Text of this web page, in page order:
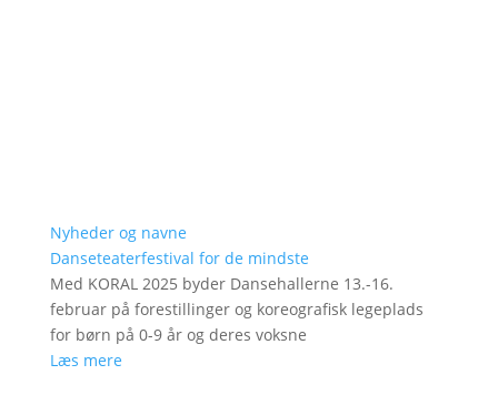
Nyheder og navne
Danseteaterfestival for de mindste
Med KORAL 2025 byder Dansehallerne 13.-16.
februar på forestillinger og koreografisk legeplads
for børn på 0-9 år og deres voksne
Læs mere